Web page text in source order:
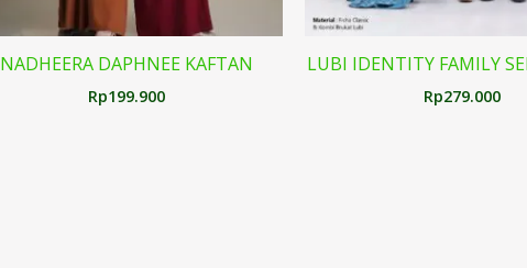
NADHEERA DAPHNEE KAFTAN
Rp199.900
LUBI IDENTITY FAMILY
Rp279.000